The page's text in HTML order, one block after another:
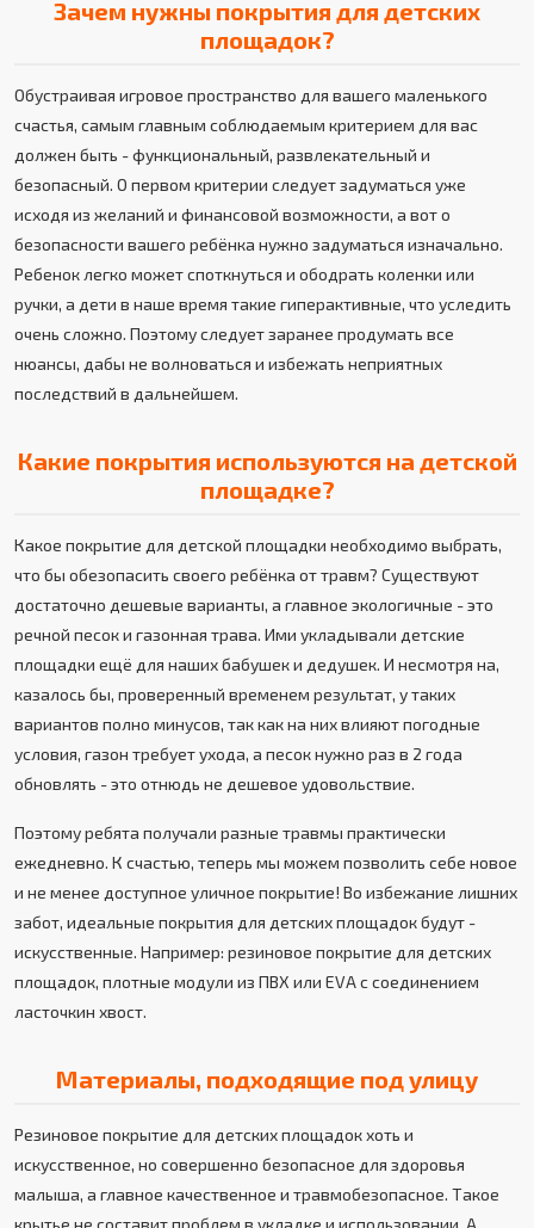
Зачем нужны покрытия для детских
площадок?
Обустраивая игровое пространство для вашего маленького
счастья, самым главным соблюдаемым критерием для вас
должен быть - функциональный, развлекательный и
безопасный. О первом критерии следует задуматься уже
исходя из желаний и финансовой возможности, а вот о
безопасности вашего ребёнка нужно задуматься изначально.
Ребенок легко может споткнуться и ободрать коленки или
ручки, а дети в наше время такие гиперактивные, что уследить
очень сложно. Поэтому следует заранее продумать все
нюансы, дабы не волноваться и избежать неприятных
последствий в дальнейшем.
Какие покрытия используются на детской
площадке?
Какое покрытие для детской площадки необходимо выбрать,
что бы обезопасить своего ребёнка от травм? Существуют
достаточно дешевые варианты, а главное экологичные - это
речной песок и газонная трава. Ими укладывали детские
площадки ещё для наших бабушек и дедушек. И несмотря на,
казалось бы, проверенный временем результат, у таких
вариантов полно минусов, так как на них влияют погодные
условия, газон требует ухода, а песок нужно раз в 2 года
обновлять - это отнюдь не дешевое удовольствие.
Поэтому ребята получали разные травмы практически
ежедневно. К счастью, теперь мы можем позволить себе новое
и не менее доступное уличное покрытие! Во избежание лишних
забот, идеальные покрытия для детских площадок будут -
искусственные. Например: резиновое покрытие для детских
площадок, плотные модули из ПВХ или EVA с соединением
ласточкин хвост.
Материалы, подходящие под улицу
Резиновое покрытие для детских площадок хоть и
искусственное, но совершенно безопасное для здоровья
малыша, а главное качественное и травмобезопасное. Такое
крытье не составит проблем в укладке и использовании. А